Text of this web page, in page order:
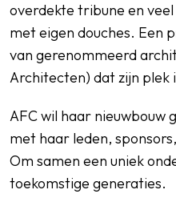
overdekte tribune en
met eigen douches. Een
van gerenommeerd
Architecten) dat zijn plek
AFC wil haar nieuwbouw
met haar leden,
Om samen een uniek
toekomstige generaties.